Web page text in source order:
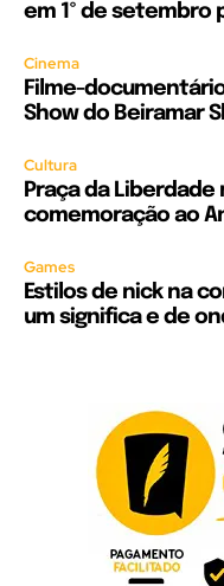
em 1º de setembro
Cinema
Filme-documentário
Show do Beiramar
Cultura
Praça da
comemoração ao
Games
Estilos de nick na
um significa e de